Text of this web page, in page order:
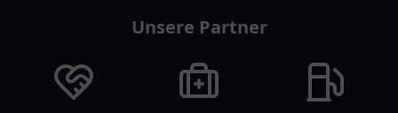
Unsere Partner